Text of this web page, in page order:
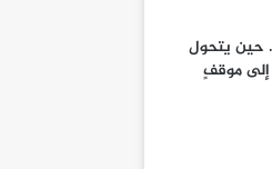
حين يتحول
إلى موقفٍ